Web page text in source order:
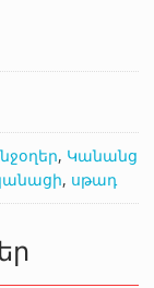
, Կանանց
, սթադ